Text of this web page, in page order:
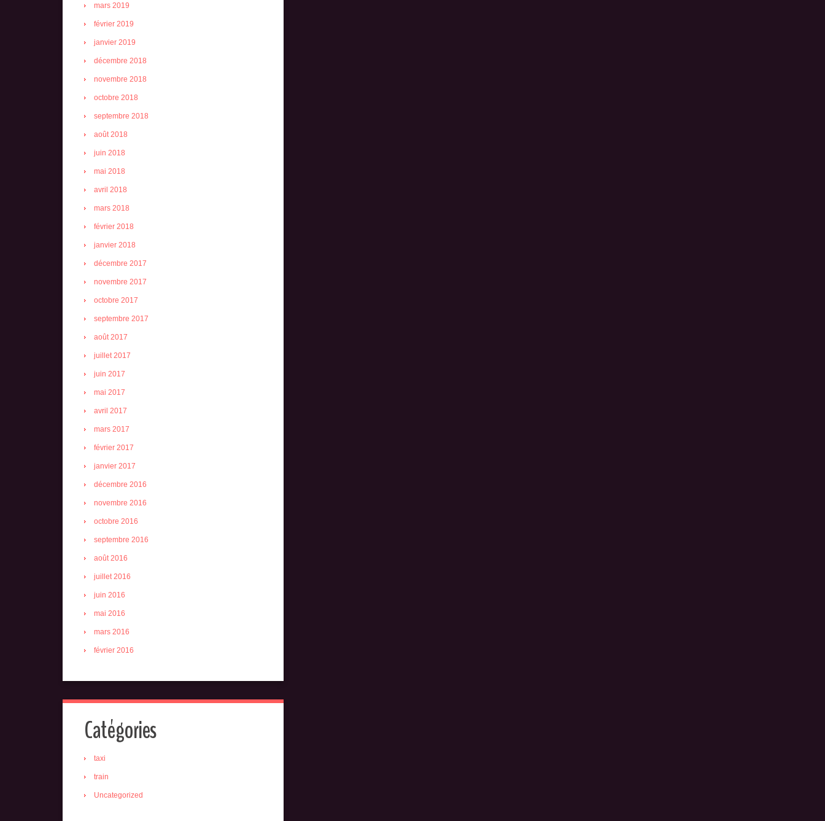
mars 2019
février 2019
janvier 2019
décembre 2018
novembre 2018
octobre 2018
septembre 2018
août 2018
juin 2018
mai 2018
avril 2018
mars 2018
février 2018
janvier 2018
décembre 2017
novembre 2017
octobre 2017
septembre 2017
août 2017
juillet 2017
juin 2017
mai 2017
avril 2017
mars 2017
février 2017
janvier 2017
décembre 2016
novembre 2016
octobre 2016
septembre 2016
août 2016
juillet 2016
juin 2016
mai 2016
mars 2016
février 2016
Catégories
taxi
train
Uncategorized